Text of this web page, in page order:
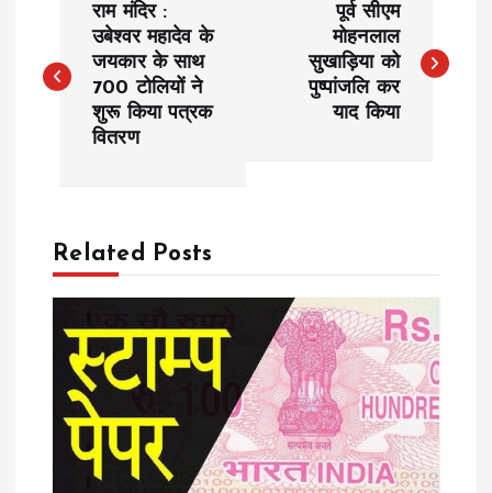
s
a
g
राम मंदिर :
उबेश्वर महादेव के
जयकार के साथ
700 टोलियों ने
शुरू किया पत्रक
वितरण
पूर्व सीएम
मोहनलाल
सुखाड़िया को
पुष्पांजलि कर
याद किया
Related Posts